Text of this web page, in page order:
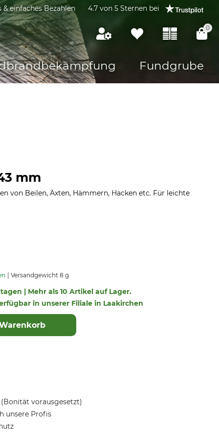
& einfaches Bezahlen 4.7 von 5 Sternen bei
0
Fundgrube
mm
von Beilen, Äxten, Hämmern, Hacken etc. Für leichte
Versandgewicht 8 g
| Mehr als 10 Artikel auf Lager.
in unserer Filiale in Laakirchen
vorausgesetzt)
unsere Profis